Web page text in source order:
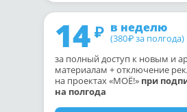
14 в неделю
(380₽ за полгода)
за полный доступ к новым и
материалам + отключение
на проектах «МОЁ!» при
на полгода